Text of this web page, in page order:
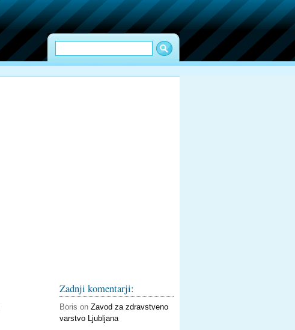
Zadnji komentarji:
Boris on Zavod za zdravstveno
varstvo Ljubljana